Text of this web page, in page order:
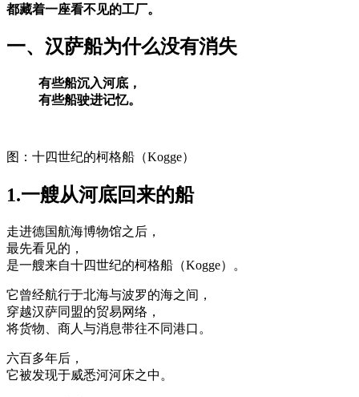
都藏着一座看不见的工厂。
一、汉萨船为什么没有消失
有些船沉入河底，
有些船驶进记忆。
图：十四世纪的柯格船（Kogge）
1.一艘从河底回来的船
走进德国航海博物馆之后，
最先看见的，
是一艘来自十四世纪的柯格船（Kogge）。
它曾经航行于北海与波罗的海之间，
穿越汉萨同盟的贸易网络，
将货物、商人与消息带往不同港口。
六百多年后，
它被发现于威悉河河床之中。